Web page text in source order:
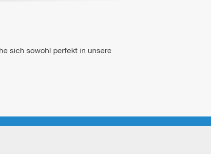
sich sowohl perfekt in unsere